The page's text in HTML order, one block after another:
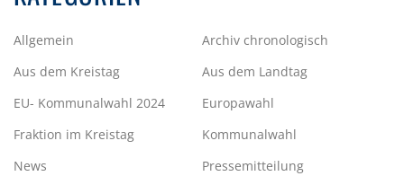
Allgemein
Archiv chronologisch
Aus dem Kreistag
Aus dem Landtag
EU- Kommunalwahl 2024
Europawahl
Fraktion im Kreistag
Kommunalwahl
News
Pressemitteilung